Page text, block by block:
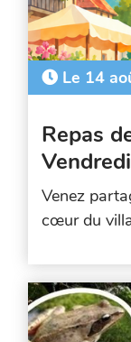
Le 14
Repas
Venez
cœur du